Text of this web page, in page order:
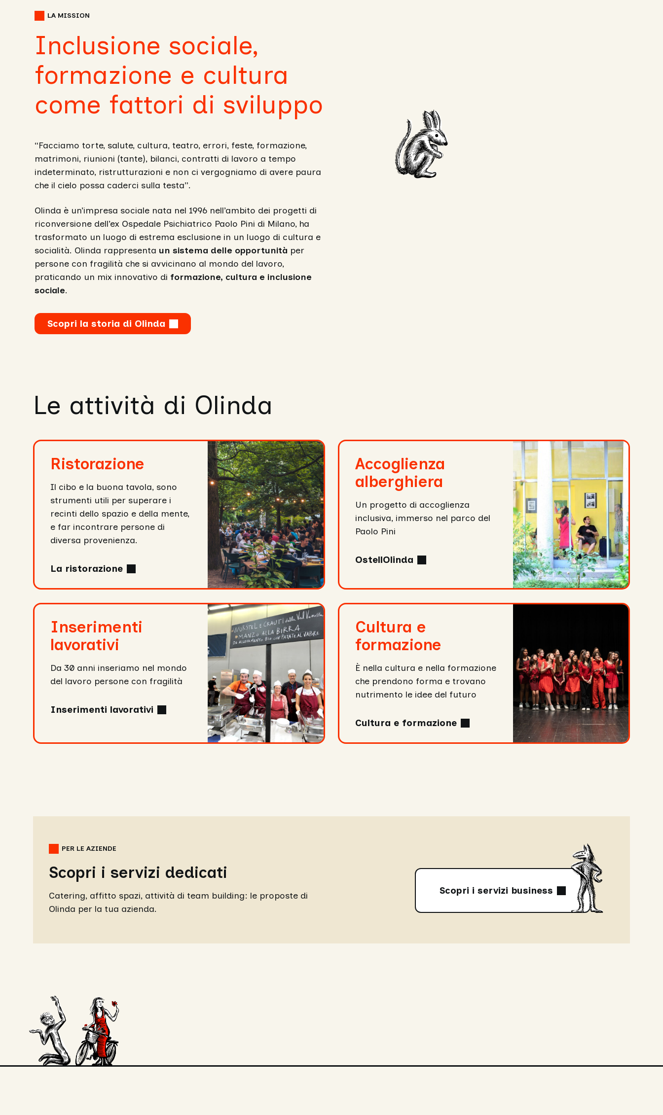
LA MISSION
Inclusione sociale,
formazione e cultura
come fattori di sviluppo
“Facciamo torte, salute, cultura, teatro, errori, feste, formazione,
matrimoni, riunioni (tante), bilanci, contratti di lavoro a tempo
indeterminato, ristrutturazioni e non ci vergogniamo di avere paura
che il cielo possa caderci sulla testa”.
Olinda è un’impresa sociale nata nel 1996 nell’ambito dei progetti di
riconversione dell’ex Ospedale Psichiatrico Paolo Pini di Milano, ha
trasformato un luogo di estrema esclusione in un luogo di cultura e
socialità. Olinda rappresenta un sistema delle opportunità per
persone con fragilità che si avvicinano al mondo del lavoro,
praticando un mix innovativo di formazione, cultura e inclusione
sociale.
Scopri la storia di Olinda
Le attività di Olinda
Ristorazione
Il cibo e la buona tavola, sono
strumenti utili per superare i
recinti dello spazio e della mente,
e far incontrare persone di
diversa provenienza.
La ristorazione
La
Accoglienza
alberghiera
Un progetto di accoglienza
inclusiva, immerso nel parco del
Paolo Pini
OstellOlinda
OstellOlinda
Inserimenti
lavorativi
Da 30 anni inseriamo nel mondo
del lavoro persone con fragilità
Inserimenti lavorativi
Inserimenti
Cultura e
formazione
È nella cultura e nella formazione
che prendono forma e trovano
nutrimento le idee del futuro
Cultura e formazione
Cultura
formazione
PER LE AZIENDE
Scopri i servizi dedicati
Catering, affitto spazi, attività di team building: le proposte di
Olinda per la tua azienda.
Scopri i servizi business